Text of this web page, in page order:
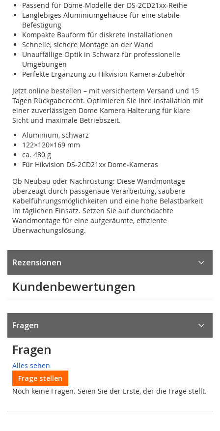
Passend für Dome-Modelle der DS‑2CD21xx‑Reihe
Langlebiges Aluminiumgehäuse für eine stabile
Befestigung
Kompakte Bauform für diskrete Installationen
Schnelle, sichere Montage an der Wand
Unauffällige Optik in Schwarz für professionelle
Umgebungen
Perfekte Ergänzung zu Hikvision Kamera‑Zubehör
Jetzt online bestellen – mit versichertem Versand und 15
Tagen Rückgaberecht. Optimieren Sie Ihre Installation mit
einer zuverlässigen Dome Kamera Halterung für klare
Sicht und maximale Betriebszeit.
Aluminium, schwarz
122×120×169 mm
ca. 480 g
Für Hikvision DS‑2CD21xx Dome‑Kameras
Ob Neubau oder Nachrüstung: Diese Wandmontage
überzeugt durch passgenaue Verarbeitung, saubere
Kabelführungsmöglichkeiten und eine hohe Belastbarkeit
im täglichen Einsatz. Setzen Sie auf durchdachte
Wandmontage für eine aufgeräumte, effiziente
Überwachungslösung.
Rezensionen
Kundenbewertungen
Fragen
Fragen
Alles sehen
Frage stellen
Noch keine Fragen. Seien Sie der Erste, der die Frage stellt.